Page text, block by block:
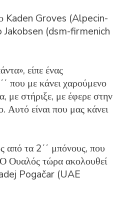
ο Kaden Groves (Alpecin-
Jakobsen (dsm-firmenich
είπε ένας
που με κάνει χαρούμενο
με στήριξε, με έφερε στην
Αυτό είναι που μας κάνει
από τα 2΄΄ μπόνους, που
Ουαλός τώρα ακολουθεί
Pogačar (UAE